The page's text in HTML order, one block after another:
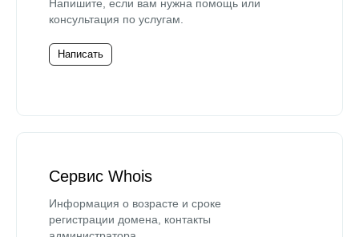
Напишите, если вам нужна помощь или
консультация по услугам.
Написать
Сервис Whois
Информация о возрасте и сроке
регистрации домена, контакты